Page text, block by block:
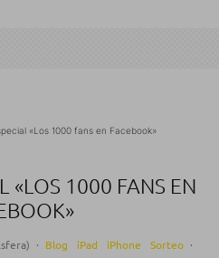
«Los 1000 fans en Facebook»
«LOS 1000 FANS EN
· Blog iPad iPhone Sorteo ·